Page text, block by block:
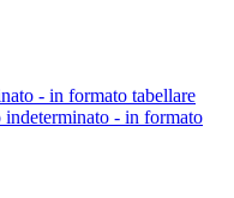
- in formato tabellare
indeterminato - in formato